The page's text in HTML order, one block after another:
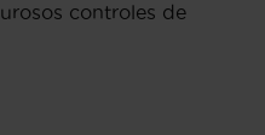
controles de